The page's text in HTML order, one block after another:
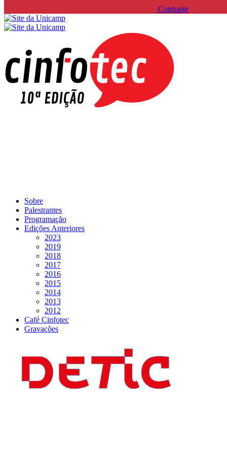
Contraste
Sobre
Palestrantes
Programação
Edições Anteriores
2023
2019
2018
2017
2016
2015
2014
2013
2012
Café Cinfotec
Gravações